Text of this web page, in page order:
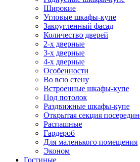
Широкие
Угловые шкафы-купе
Закругленный фасад
Количество дверей
2-х дверные
3-х дверные
4-х дверные
Особенности
Во всю стену
Встроенные шкафы-купе
Под потолок
Раздвижные шкафы-купе
Открытая секция
Распашные
Гардероб
Для маленького помещения
Эконом
Гостиные